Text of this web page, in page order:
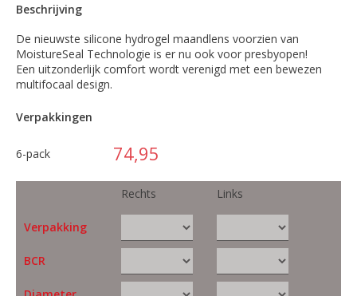
Beschrijving
De nieuwste silicone hydrogel maandlens voorzien van
MoistureSeal Technologie is er nu ook voor presbyopen!
Een uitzonderlijk comfort wordt verenigd met een bewezen
multifocaal design.
Verpakkingen
6-pack 74,95
Verpakking
BCR
Rechts Links